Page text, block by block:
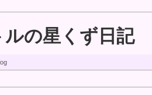
ルの星くず日記